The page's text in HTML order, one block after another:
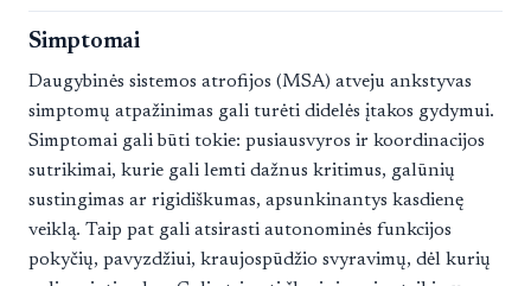
Simptomai
Daugybinės sistemos atrofijos (MSA) atveju ankstyvas
simptomų atpažinimas gali turėti didelės įtakos gydymui.
Simptomai gali būti tokie: pusiausvyros ir koordinacijos
sutrikimai, kurie gali lemti dažnus kritimus, galūnių
sustingimas ar rigidiškumas, apsunkinantys kasdienę
veiklą. Taip pat gali atsirasti autonominės funkcijos
pokyčių, pavyzdžiui, kraujospūdžio svyravimų, dėl kurių